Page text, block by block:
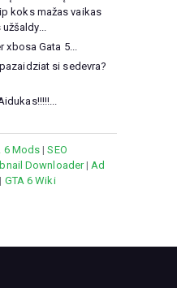
koks mažas vaikas
Gata 5...
si sedevra?
6 Mods |SEO
Downloader| Ad
| GTA 6 Wiki